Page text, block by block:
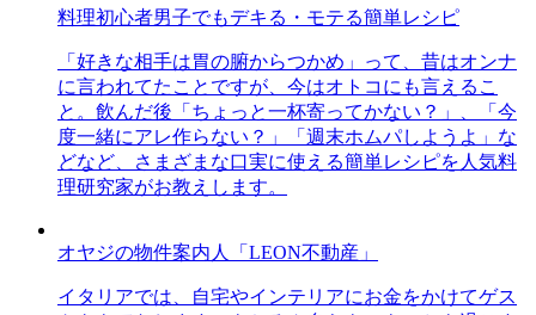
料理初心者男子でもデキる・モテる簡単レシピ
「好きな相手は胃の腑からつかめ」って、昔はオンナ
に言われてたことですが、今はオトコにも言えるこ
と。飲んだ後「ちょっと一杯寄ってかない？」、「今
度一緒にアレ作らない？」「週末ホムパしようよ」な
どなど、さまざまな口実に使える簡単レシピを人気料
理研究家がお教えします。
オヤジの物件案内人「LEON不動産」
イタリアでは、自宅やインテリアにお金をかけてゲス